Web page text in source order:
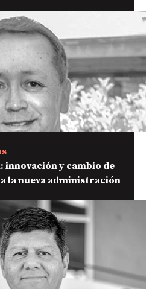
innovación y cambio de
la nueva administración